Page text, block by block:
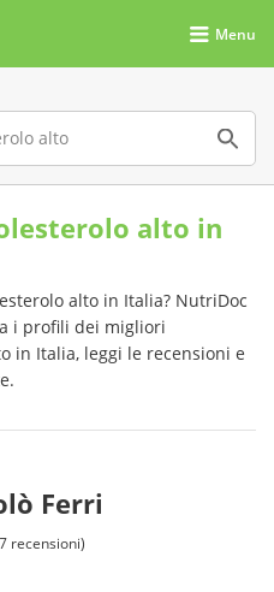
Menu
alto in
alto in Italia? NutriDoc
i profili dei migliori
in Italia, leggi le recensioni e
Ferri
recensioni)